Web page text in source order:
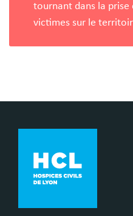
tournant dans la prise
victimes sur le